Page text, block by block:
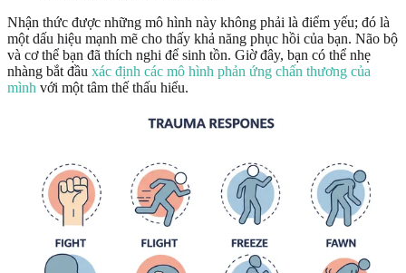
Nhận thức được những mô hình này không phải là điểm yếu; đó là
một dấu hiệu mạnh mẽ cho thấy khả năng phục hồi của bạn. Não bộ
và cơ thể bạn đã thích nghi để sinh tồn. Giờ đây, bạn có thể nhẹ
nhàng bắt đầu xác định các mô hình phản ứng chấn thương của
mình với một tâm thế thấu hiểu.